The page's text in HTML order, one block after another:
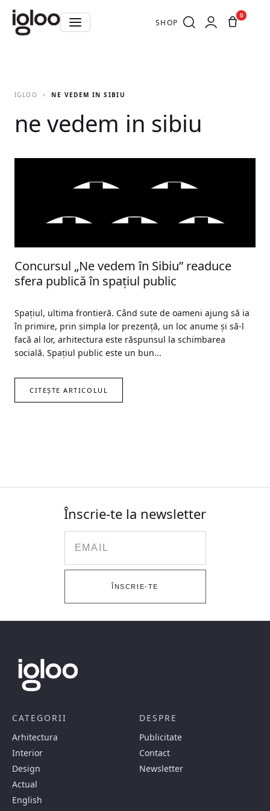
SHOP
0
IGLOO NE VEDEM IN SIBIU
ne vedem in sibiu
Concursul „Ne vedem în Sibiu” readuce
sfera publică în spațiul public
Spațiul, ultima frontieră. Când sute de oameni ajung să ia
în primire, prin simpla lor prezență, un loc anume și să-l
facă al lor, arhitectura este răspunsul la schimbarea
socială. Spațiul public este un bun...
CITEȘTE ARTICOLUL
Înscrie-te la newsletter
ÎNSCRIE-TE
CATEGORII
Arhitectura
Interior
Design
Actual
English
DESPRE
Publicitate
Contact
Newsletter